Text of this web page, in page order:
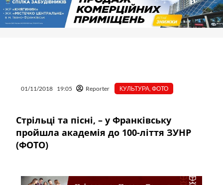
01/11/2018 19:05 Reporter КУЛЬТУРА ,ФОТО
Стрільці та пісні, – у Франківську
пройшла академія до 100-ліття ЗУНР
(ФОТО)